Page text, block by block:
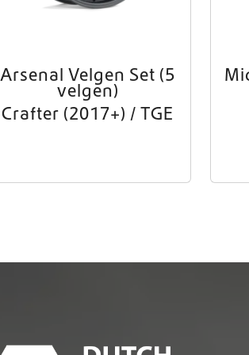
Arsenal Velgen Set (5
velgen)
Crafter (2017+) / TGE